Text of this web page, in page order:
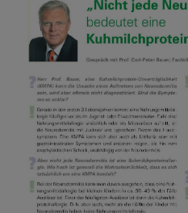
Allergieauslösern wie etwa
Kuhmilch, Ei, Erdnüsse,
Weizen als Regel, so
sprechen inzwischen immer
einen frühzeitigen und
regelmäßigen Kontakt, um
eine Toleranzentwicklung zu
ermöglichen. Dieses
Newspaper informiert über
aktuelle Studienergebnisse
und die daraus abzuleitenden
praktischen Maßnahmen